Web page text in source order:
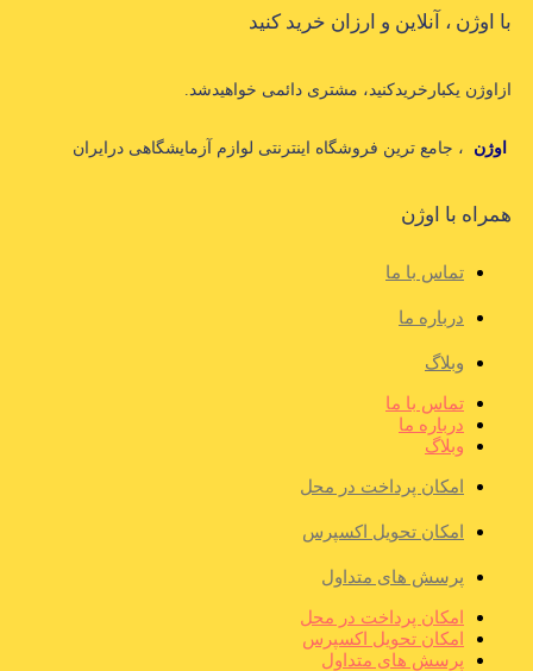
با اوژن ، آنلاین و ارزان خرید کنید
ازاوژن یکبارخریدکنید، مشتری دائمی خواهیدشد.
اوژن ، جامع ترین فروشگاه اینترنتی لوازم آزمایشگاهی درایران
همراه با اوژن
تماس با ما
درباره ما
وبلاگ
تماس با ما
درباره ما
وبلاگ
امکان پرداخت در محل
امکان تحویل اکسپرس
پرسش های متداول
امکان پرداخت در محل
امکان تحویل اکسپرس
پرسش های متداول